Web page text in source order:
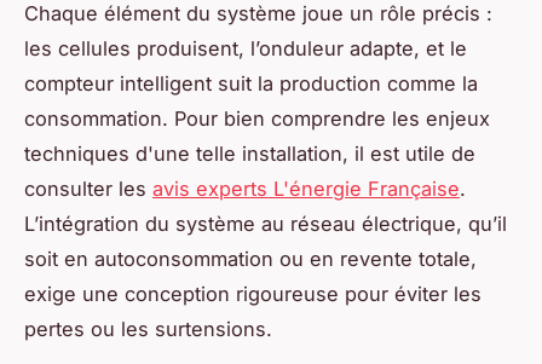
Chaque élément du système joue un rôle précis :
les cellules produisent, l’onduleur adapte, et le
compteur intelligent suit la production comme la
consommation. Pour bien comprendre les enjeux
techniques d'une telle installation, il est utile de
consulter les avis experts L'énergie Française.
L’intégration du système au réseau électrique, qu’il
soit en autoconsommation ou en revente totale,
exige une conception rigoureuse pour éviter les
pertes ou les surtensions.